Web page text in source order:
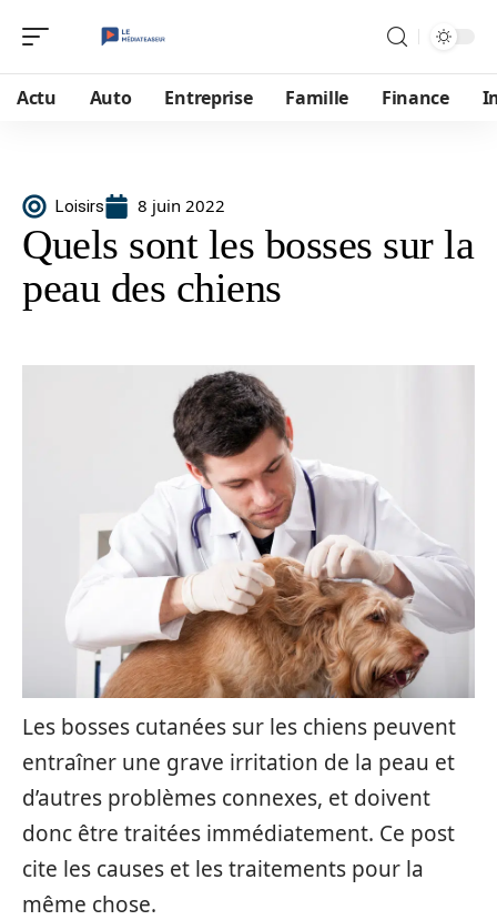
Actu Auto Entreprise Famille Finance
Loisirs 8 juin 2022
Quels sont les bosses sur la
peau des chiens
Les bosses cutanées sur les chiens peuvent
entraîner une grave irritation de la peau et
d’autres problèmes connexes, et doivent
donc être traitées immédiatement. Ce post
cite les causes et les traitements pour la
même chose.